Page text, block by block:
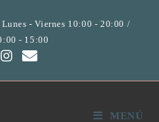
Lunes - Viernes 10:00 - 20:00 /
- 15:00
MENÚ